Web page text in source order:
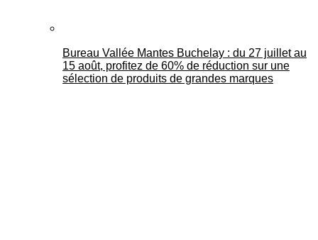
Bureau Vallée Mantes Buchelay : du 27 juillet au
15 août, profitez de 60% de réduction sur une
sélection de produits de grandes marques